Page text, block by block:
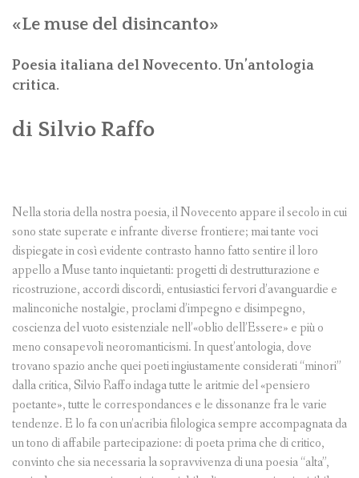
«Le muse del disincanto»
Poesia italiana del Novecento. Un’antologia
critica.
di Silvio Raffo
Nella storia della nostra poesia, il Novecento appare il secolo in cui
sono state superate e infrante diverse frontiere; mai tante voci
dispiegate in così evidente contrasto hanno fatto sentire il loro
appello a Muse tanto inquietanti: progetti di destrutturazione e
ricostruzione, accordi discordi, entusiastici fervori d’avanguardie e
malinconiche nostalgie, proclami d’impegno e disimpegno,
coscienza del vuoto esistenziale nell’«oblio dell’Essere» e più o
meno consapevoli neoromanticismi. In quest’antologia, dove
trovano spazio anche quei poeti ingiustamente considerati “minori”
dalla critica, Silvio Raffo indaga tutte le aritmie del «pensiero
poetante», tutte le correspondances e le dissonanze fra le varie
tendenze. E lo fa con un’acribia filologica sempre accompagnata da
un tono di affabile partecipazione: di poeta prima che di critico,
convinto che sia necessaria la sopravvivenza di una poesia “alta”,